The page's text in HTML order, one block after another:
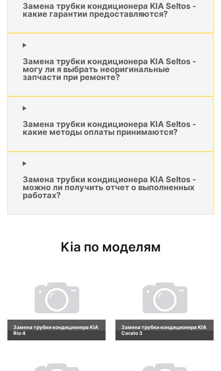
Замена трубки кондиционера KIA Seltos -
какие гарантии предоставляются?
Замена трубки кондиционера KIA Seltos -
могу ли я выбрать неоригинальные
запчасти при ремонте?
Замена трубки кондиционера KIA Seltos -
какие методы оплаты принимаются?
Замена трубки кондиционера KIA Seltos -
можно ли получить отчет о выполненных
работах?
Kia по моделям
Замена трубки кондиционера KIA
Rio 4
Замена трубки кондиционера KIA
Cerato 3